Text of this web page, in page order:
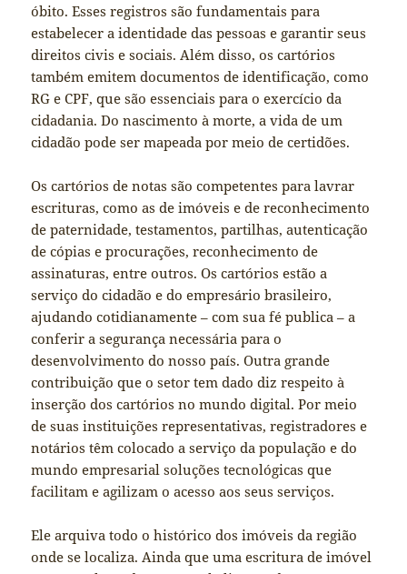
óbito. Esses registros são fundamentais para
estabelecer a identidade das pessoas e garantir seus
direitos civis e sociais. Além disso, os cartórios
também emitem documentos de identificação, como
RG e CPF, que são essenciais para o exercício da
cidadania. Do nascimento à morte, a vida de um
cidadão pode ser mapeada por meio de certidões.
Os cartórios de notas são competentes para lavrar
escrituras, como as de imóveis e de reconhecimento
de paternidade, testamentos, partilhas, autenticação
de cópias e procurações, reconhecimento de
assinaturas, entre outros. Os cartórios estão a
serviço do cidadão e do empresário brasileiro,
ajudando cotidianamente – com sua fé publica – a
conferir a segurança necessária para o
desenvolvimento do nosso país. Outra grande
contribuição que o setor tem dado diz respeito à
inserção dos cartórios no mundo digital. Por meio
de suas instituições representativas, registradores e
notários têm colocado a serviço da população e do
mundo empresarial soluções tecnológicas que
facilitam e agilizam o acesso aos seus serviços.
Ele arquiva todo o histórico dos imóveis da região
onde se localiza. Ainda que uma escritura de imóvel